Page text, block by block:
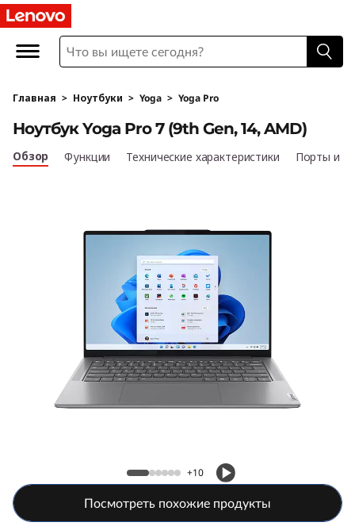
Главная > Ноутбуки > Yoga > Yoga Pro
Ноутбук Yoga Pro 7 (9th Gen, 14, AMD)
Ноутбук Yoga Pro 7 (9th Gen, 14, AMD)
Обзор Функции Технические характеристики Порты и
+10
Посмотреть похожие продукты